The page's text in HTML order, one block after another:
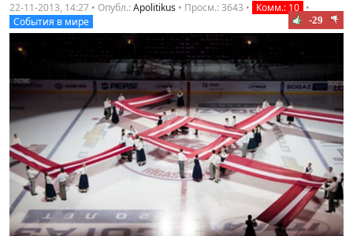
22-11-2013, 14:27 • Опубл.:Apolitikus • Просм.: 3643 • Комм.: 10 •
События в мире
-29